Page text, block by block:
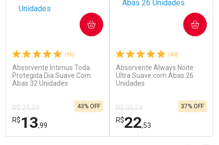
(95)
Absorvente Intimus Toda
Protegida Dia Suave Com
Abas 32 Unidades
R$ 24,59
R$13,99
43% OFF
COMPRAR
(40)
Absorvente Always Noite
Ultra Suave com Abas 26
Unidades
R$ 35,59
R$22,53
37% OFF
COMPRAR